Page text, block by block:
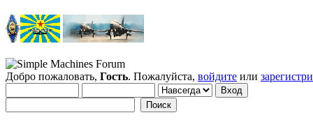
Добро пожаловать, Гость. Пожалуйста, войдите или